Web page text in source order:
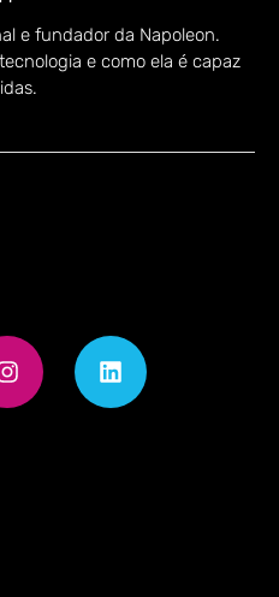
e fundador da Napoleon.
e como ela é capaz